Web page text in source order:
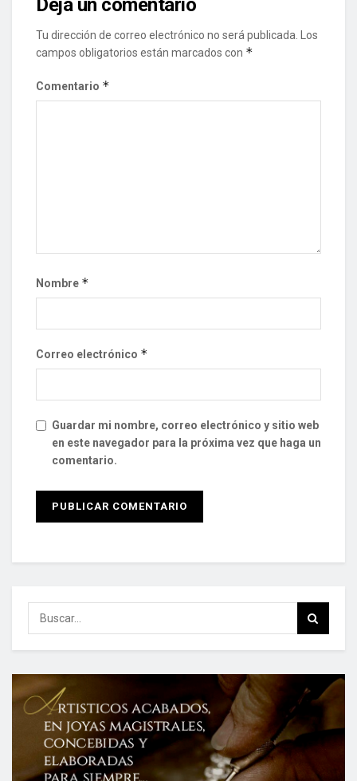
Deja un comentario
Tu dirección de correo electrónico no será publicada.
Los
campos obligatorios están marcados con *
Comentario *
Nombre *
Correo electrónico *
Guardar mi nombre, correo electrónico y sitio web
en este navegador para la próxima vez que haga un
comentario.